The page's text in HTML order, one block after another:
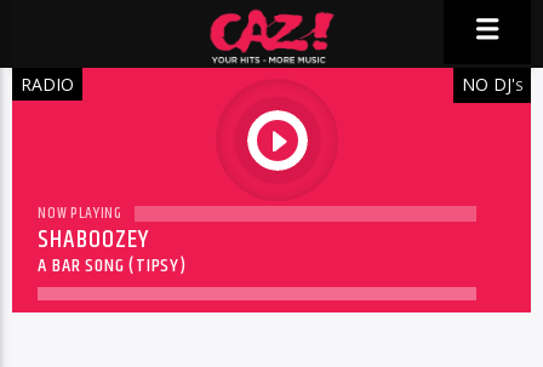
RADIO
play
NO DJ'S
NOW PLAYING
SHABOOZEY
A BAR SONG (TIPSY)